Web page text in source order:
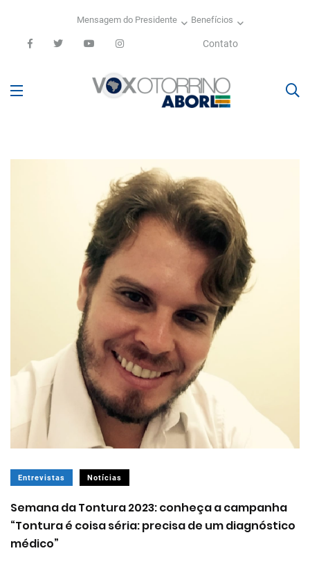
Mensagem do Presidente Benefícios
Contato
Entrevistas Notícias
Semana da Tontura 2023: conheça a campanha
“Tontura é coisa séria: precisa de um diagnóstico
médico”